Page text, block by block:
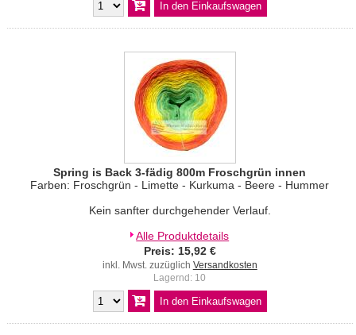
Spring is Back 3-fädig 800m Froschgrün innen
Farben: Froschgrün - Limette - Kurkuma - Beere - Hummer
Kein sanfter durchgehender Verlauf.
Alle Produktdetails
Preis: 15,92 €
inkl. Mwst. zuzüglich Versandkosten
Lagernd: 10